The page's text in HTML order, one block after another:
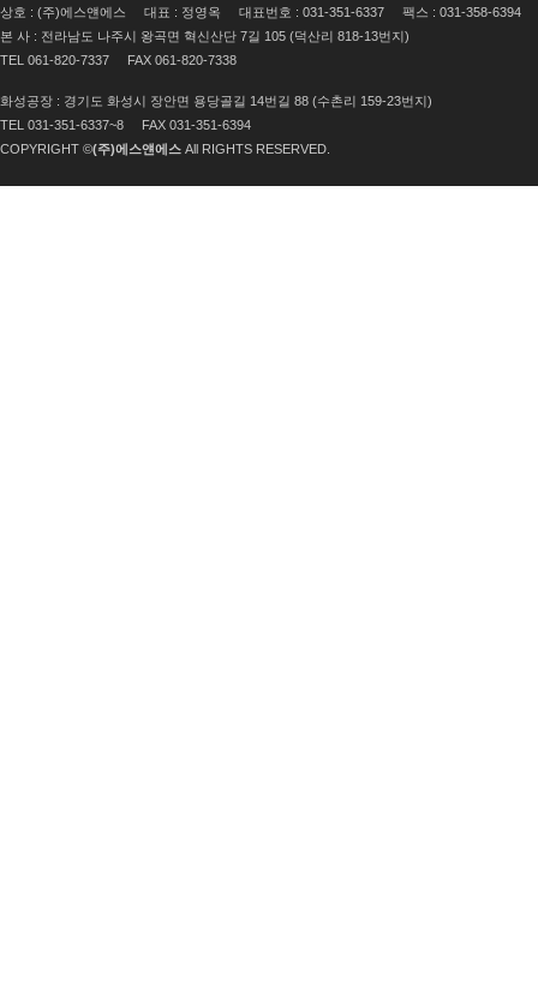
상호 : (주)에스얜에스 대표 : 정영옥 대표번호 : 031-351-6337
팩스 : 031-358-6394
본 사 : 전라남도 나주시 왕곡면 혁신산단 7길 105 (덕산리 818-13번지)
TEL 061-820-7337
FAX 061-820-7338
화성공장 : 경기도 화성시 장안면 용당골길 14번길 88 (수촌리 159-23번지)
TEL 031-351-6337~8
FAX 031-351-6394
COPYRIGHT ©(주)에스얜에스 All RIGHTS RESERVED.